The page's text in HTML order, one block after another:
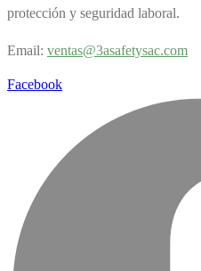
protección y seguridad laboral.
Email: ventas@3asafetysac.com
Facebook